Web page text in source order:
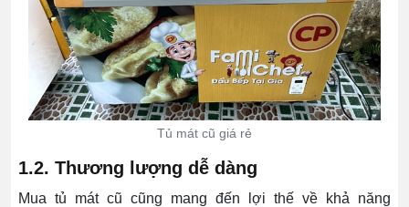
Tủ mát cũ giá rẻ
1.2. Thương lượng dễ dàng
Mua tủ mát cũ cũng mang đến lợi thế về khả năng